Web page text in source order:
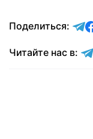
Поделиться:
Читайте нас в: